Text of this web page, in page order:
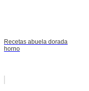
Recetas abuela dorada
horno